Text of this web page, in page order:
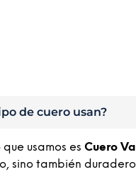
de cuero usan?
que usamos es Cuero
sino también